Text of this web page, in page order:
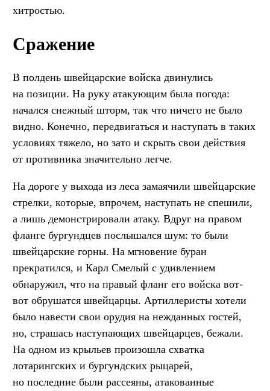
хитростью.
Сражение
В полдень швейцарские войска двинулись
на позиции. На руку атакующим была погода:
начался снежный шторм, так что ничего не было
видно. Конечно, передвигаться и наступать в таких
условиях тяжело, но зато и скрыть свои действия
от противника значительно легче.
На дороге у выхода из леса замаячили швейцарские
стрелки, которые, впрочем, наступать не спешили,
а лишь демонстрировали атаку. Вдруг на правом
фланге бургундцев послышался шум: то были
швейцарские горны. На мгновение буран
прекратился, и Карл Смелый с удивлением
обнаружил, что на правый фланг его войска вот-
вот обрушатся швейцарцы. Артиллеристы хотели
было навести свои орудия на нежданных гостей,
но, страшась наступающих швейцарцев, бежали.
На одном из крыльев произошла схватка
лотарингских и бургундских рыцарей,
но последние были рассеяны, атакованные